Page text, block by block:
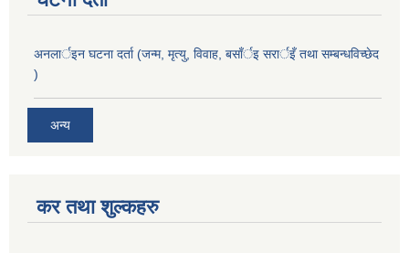
अनलार्इन घटना दर्ता (जन्म, मृत्यु, विवाह, बसाँर्इ सरार्इँ तथा सम्बन्धविच्छेद
)
अन्य
कर तथा शुल्कहरु